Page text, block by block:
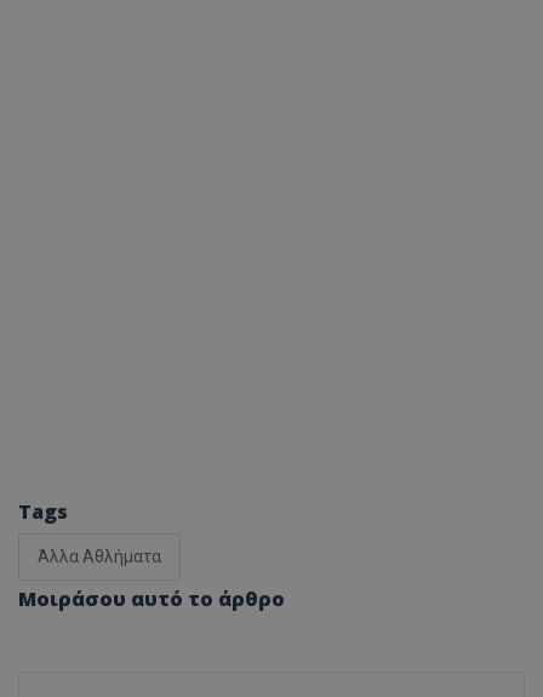
Tags
Άλλα Αθλήματα
Μοιράσου αυτό το άρθρο